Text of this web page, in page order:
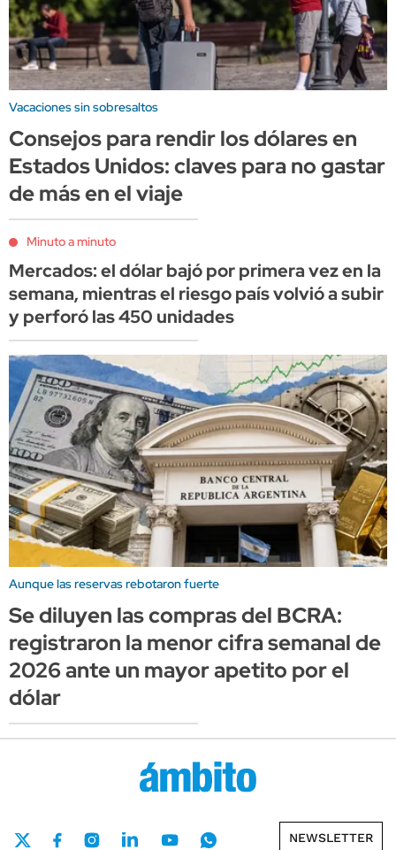
Vacaciones sin sobresaltos
Consejos para rendir los dólares en
Estados Unidos: claves para no gastar
de más en el viaje
Minuto a minuto
Mercados: el dólar bajó por primera vez en la
semana, mientras el riesgo país volvió a subir
y perforó las 450 unidades
Aunque las reservas rebotaron fuerte
Se diluyen las compras del BCRA:
registraron la menor cifra semanal de
2026 ante un mayor apetito por el
dólar
NEWSLETTER